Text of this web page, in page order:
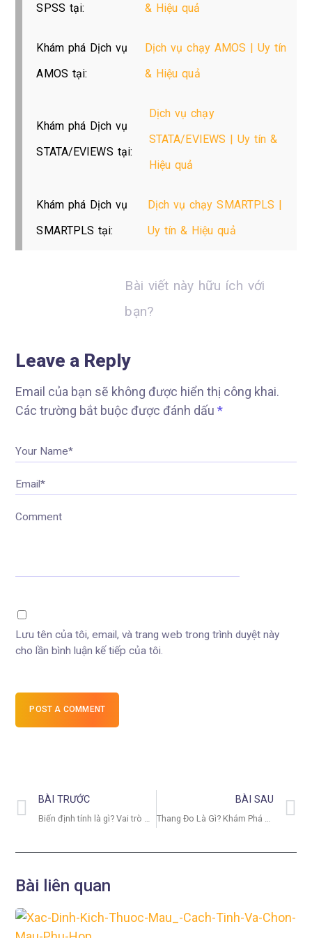
SPSS tại:
& Hiệu quả
Khám phá Dịch vụ
AMOS tại:
Dịch vụ chạy AMOS | Uy tín
& Hiệu quả
Khám phá Dịch vụ
STATA/EVIEWS tại:
Dịch vụ chạy
STATA/EVIEWS | Uy tín &
Hiệu quả
Khám phá Dịch vụ
SMARTPLS tại:
Dịch vụ chạy SMARTPLS |
Uy tín & Hiệu quả
Bài viết này hữu ích với
bạn?
Leave a Reply
Email của bạn sẽ không được hiển thị công khai.
Các trường bắt buộc được đánh dấu*
Your Name*
Email*
Comment
Lưu tên của tôi, email, và trang web trong trình duyệt này
cho lần bình luận kế tiếp của tôi.
POST A COMMENT
BÀI TRƯỚC BÀI SAU
Bài liên quan